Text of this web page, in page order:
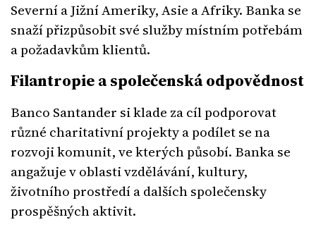
Severní a Jižní Ameriky, Asie a Afriky. Banka se
snaží přizpůsobit své služby místním potřebám
a požadavkům klientů.
Filantropie a společenská odpovědnost
Banco Santander si klade za cíl podporovat
různé charitativní projekty a podílet se na
rozvoji komunit, ve kterých působí. Banka se
angažuje v oblasti vzdělávání, kultury,
životního prostředí a dalších společensky
prospěšných aktivit.